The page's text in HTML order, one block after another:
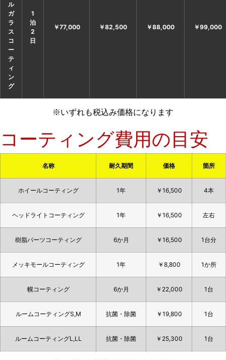
ル
ガ
ラ
ス
コ
ー
テ
ィ
ン
グ
1
泊
2
日
￥77,000 ￥82,500 ￥88,000 ￥99,000
※いずれも税込み価格になります
コーティング費用の目安
名称 耐久期間 価格 箇所
ホイールコーティング 1年 ￥16,500 4本
ヘッドライトコーティング 1年 ￥16,500 左右
樹脂パーツコーティング 6か月 ￥16,500 1台分
メッキモールコーティング 1年 ￥8,800 1か所
幌コーティング 6か月 ￥22,000 1台
ルームコーティングS,M 抗菌・除菌 ￥19,800 1台
ルームコーティングL,LL 抗菌・除菌 ￥25,300 1台